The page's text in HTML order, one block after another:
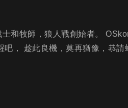
和牧師，狼人戰創始者。
， 趁此良機，莫再猶豫，恭